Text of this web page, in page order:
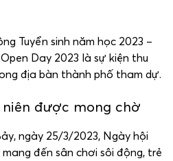
Tuyển sinh năm học 2023 –
Day 2023 là sự kiện thu
địa bàn thành phố tham dự.
được mong chờ
ngày 25/3/2023, Ngày hội
đến sân chơi sôi động, trẻ